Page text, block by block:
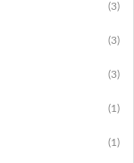
(3)
(3)
(3)
(1)
(1)